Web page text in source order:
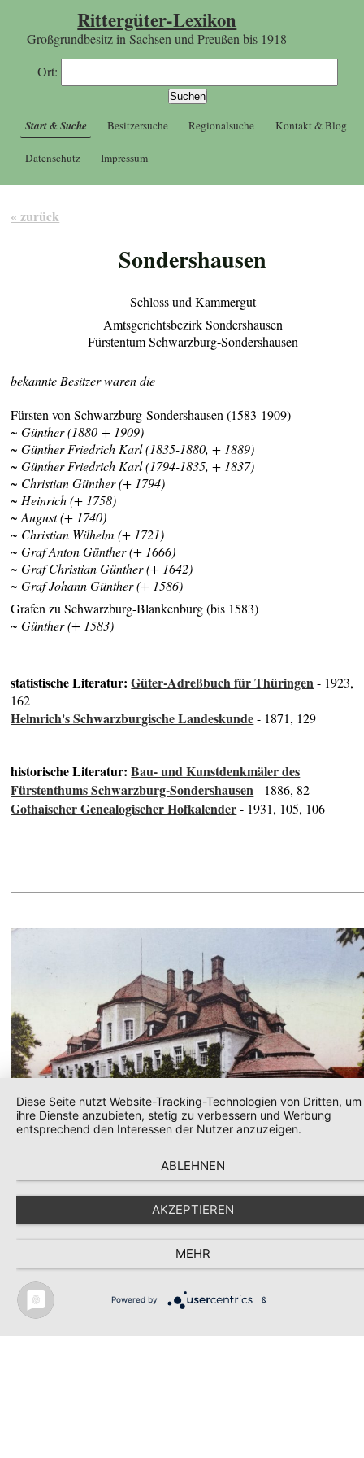
Rittergüter-Lexikon
Großgrundbesitz in Sachsen und Preußen bis 1918
Ort:
Start & Suche Besitzersuche Regionalsuche Kontakt & Blog
Datenschutz Impressum
« zurück
Sondershausen
Schloss und Kammergut
Amtsgerichtsbezirk Sondershausen
Fürstentum Schwarzburg-Sondershausen
bekannte Besitzer waren die
Fürsten von Schwarzburg-Sondershausen (1583-1909)
~ Günther (1880-+ 1909)
~ Günther Friedrich Karl (1835-1880, + 1889)
~ Günther Friedrich Karl (1794-1835, + 1837)
~ Christian Günther (+ 1794)
~ Heinrich (+ 1758)
~ August (+ 1740)
~ Christian Wilhelm (+ 1721)
~ Graf Anton Günther (+ 1666)
~ Graf Christian Günther (+ 1642)
~ Graf Johann Günther (+ 1586)
Grafen zu Schwarzburg-Blankenburg (bis 1583)
~ Günther (+ 1583)
statistische Literatur:Güter-Adreßbuch für Thüringen- 1923,
162
Helmrich's Schwarzburgische Landeskunde- 1871, 129
historische Literatur:Bau- und Kunstdenkmäler des
Fürstenthums Schwarzburg-Sondershausen- 1886, 82
Gothaischer Genealogischer Hofkalender- 1931, 105, 106
(Beispielbild, Barockschloss Kittlitz, Postkarte 1927)
©
Diese Seite nutzt Website-Tracking-Technologien von Dritten, um
ihre Dienste anzubieten, stetig zu verbessern und Werbung
entsprechend den Interessen der Nutzer anzuzeigen.
ABLEHNEN
AKZEPTIEREN
MEHR
Powered by &